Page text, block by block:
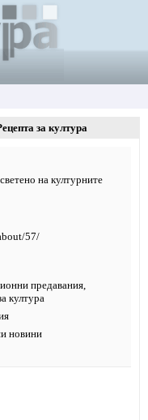
за култура
на културните
57/
предавания,
култура
новини